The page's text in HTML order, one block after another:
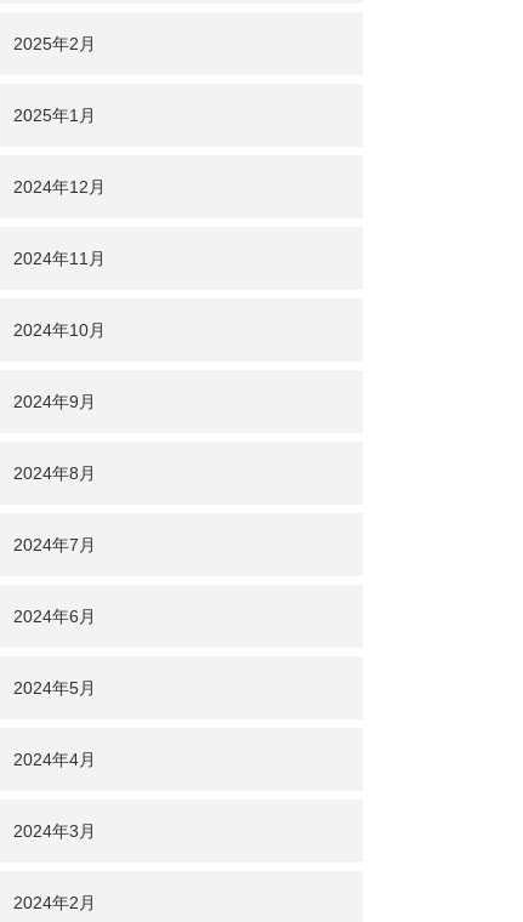
2025年2月
2025年1月
2024年12月
2024年11月
2024年10月
2024年9月
2024年8月
2024年7月
2024年6月
2024年5月
2024年4月
2024年3月
2024年2月